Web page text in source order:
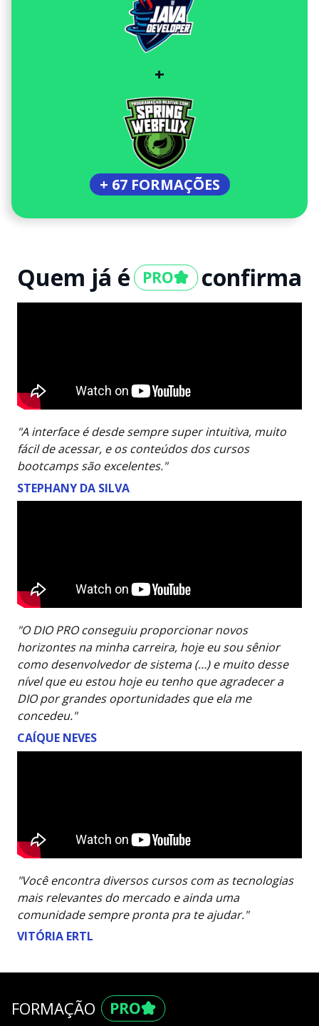
+
+ 67 FORMAÇÕES
Quem já é confirma
"A interface é desde sempre super intuitiva, muito
fácil de acessar, e os conteúdos dos cursos
bootcamps são excelentes."
STEPHANY DA SILVA
"O DIO PRO conseguiu proporcionar novos
horizontes na minha carreira, hoje eu sou sênior
como desenvolvedor de sistema (…) e muito desse
nível que eu estou hoje eu tenho que agradecer a
DIO por grandes oportunidades que ela me
concedeu."
CAÍQUE NEVES
"Você encontra diversos cursos com as tecnologias
mais relevantes do mercado e ainda uma
comunidade sempre pronta pra te ajudar."
VITÓRIA ERTL
FORMAÇÃO